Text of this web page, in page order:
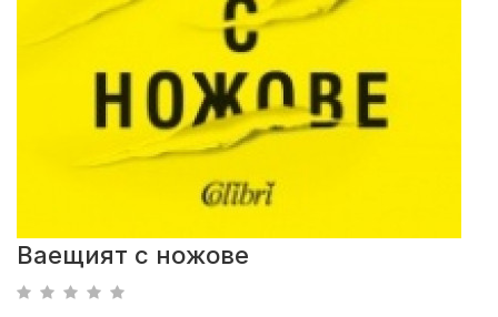
Ваещият с ножове